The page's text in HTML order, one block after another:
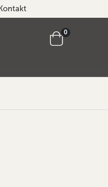
Kontakt
Cart
0artiklar